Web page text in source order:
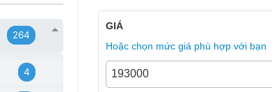
264
4
GIÁ
Hoặc chọn mức giá phù hợp với bạn